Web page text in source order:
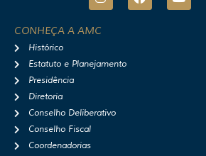
n
t
r
a
o
CONHEÇA A AMC
Histórico
Estatuto e Planejamento
Presidência
Diretoria
Conselho Deliberativo
Conselho Fiscal
Coordenadorias